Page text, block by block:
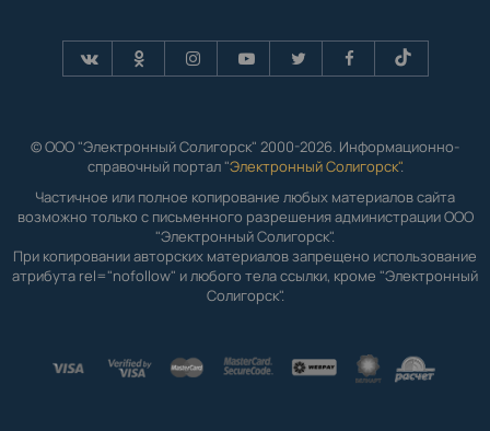
© ООО "Электронный Солигорск" 2000-2026. Информационно-
справочный портал "Электронный Солигорск".
Частичное или полное копирование любых материалов сайта
возможно только с письменного разрешения администрации ООО
"Электронный Солигорск".
При копировании авторских материалов запрещено использование
атрибута rel="nofollow" и любого тела ссылки, кроме "Электронный
Солигорск".